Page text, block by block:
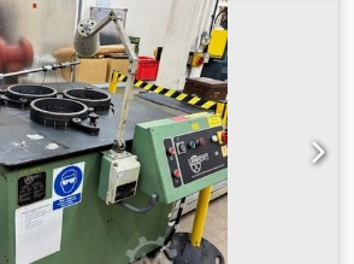
e inferior con 4 velocidades, 30
técnicos: motor principal 3,0/4,0 kW,
11 kW, peso aproximado 3500 kg,
mm (largo x ancho x alto).
discos de rectificado, sistema de
alcanzar tolerancias estrechas; ideal
la industria relojera,
la industria aeronáutica y la
Uo Al Dsf